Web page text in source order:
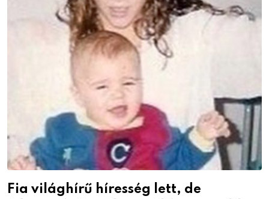
Fia világhírű híresség lett, de